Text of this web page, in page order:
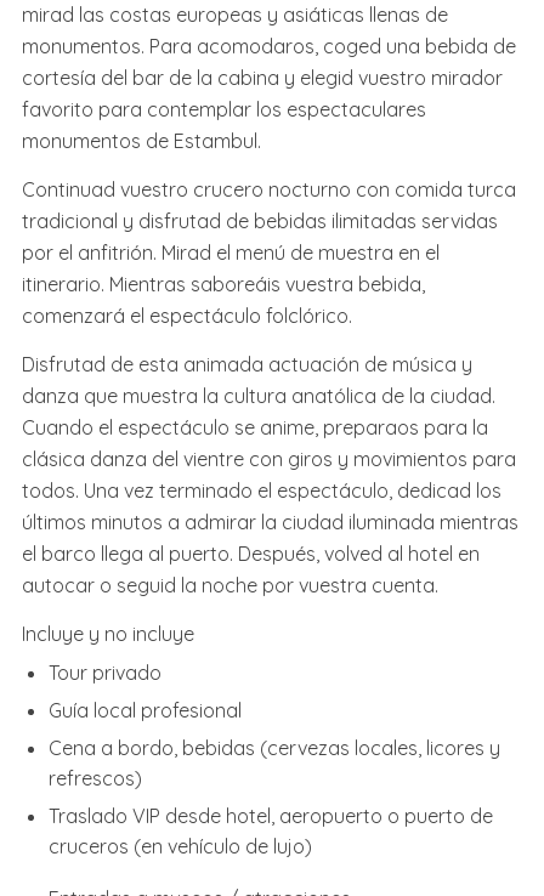
mirad las costas europeas y asiáticas llenas de
monumentos. Para acomodaros, coged una bebida de
cortesía del bar de la cabina y elegid vuestro mirador
favorito para contemplar los espectaculares
monumentos de Estambul.
Continuad vuestro crucero nocturno con comida turca
tradicional y disfrutad de bebidas ilimitadas servidas
por el anfitrión. Mirad el menú de muestra en el
itinerario. Mientras saboreáis vuestra bebida,
comenzará el espectáculo folclórico.
Disfrutad de esta animada actuación de música y
danza que muestra la cultura anatólica de la ciudad.
Cuando el espectáculo se anime, preparaos para la
clásica danza del vientre con giros y movimientos para
todos. Una vez terminado el espectáculo, dedicad los
últimos minutos a admirar la ciudad iluminada mientras
el barco llega al puerto. Después, volved al hotel en
autocar o seguid la noche por vuestra cuenta.
Incluye y no incluye
Tour privado
Guía local profesional
Cena a bordo, bebidas (cervezas locales, licores y
refrescos)
Traslado VIP desde hotel, aeropuerto o puerto de
cruceros (en vehículo de lujo)